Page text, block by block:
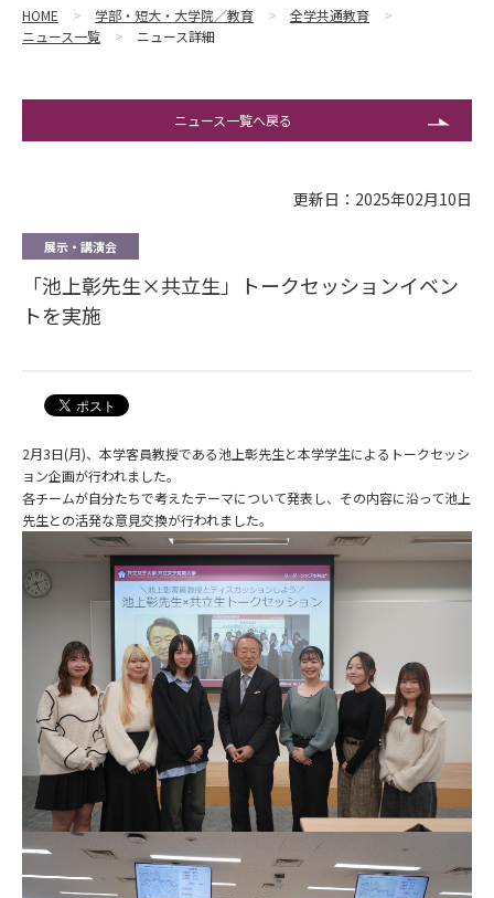
HOME 学部・短大・大学院／教育
全学共通教育
ニュース一覧
ニュース詳細
ニュース一覧へ戻る
更新日：2025年02月10日
展示・講演会
「池上彰先生×共立生」トークセッションイベン
トを実施
2月3日(月)、本学客員教授である池上彰先生と本学学生によるトークセッシ
ョン企画が行われました。
各チームが自分たちで考えたテーマについて発表し、その内容に沿って池上
先生との活発な意見交換が行われました。